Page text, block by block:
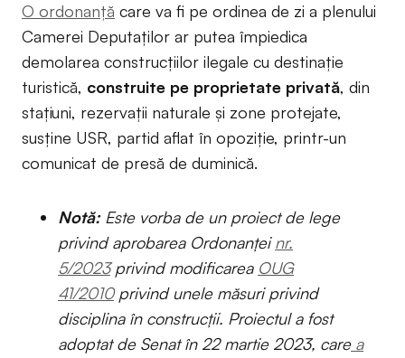
O ordonanță care va fi pe ordinea de zi a plenului
Camerei Deputaților ar putea împiedica
demolarea construcţiilor ilegale cu destinaţie
turistică, construite pe proprietate privată, din
stațiuni, rezervații naturale și zone protejate,
susține USR, partid aflat în opoziție, printr-un
comunicat de presă de duminică.
Notă:Este vorba de un proiect de lege
privind aprobarea Ordonanțeinr.
5/2023privind modificarea OUG
41/2010privind unele măsuri privind
disciplina în construcții. Proiectul a fost
adoptat de Senat în 22 martie 2023, carea